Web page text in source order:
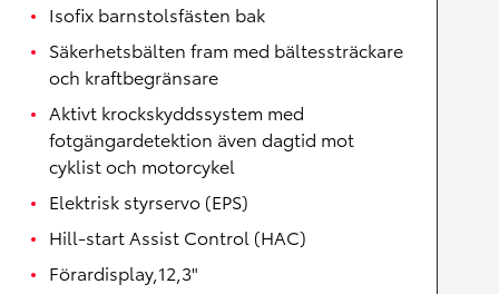
Isofix barnstolsfästen bak
Säkerhetsbälten fram med bältessträckare
och kraftbegränsare
Aktivt krockskyddssystem med
fotgängardetektion även dagtid mot
cyklist och motorcykel
Elektrisk styrservo (EPS)
Hill-start Assist Control (HAC)
Förardisplay,12,3"